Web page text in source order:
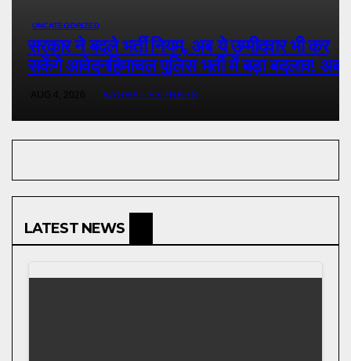
UNCATEGORIZED
सरकार ने बदले भर्ती नियम, अब ये उम्मीदवार भी कर
सकेंगे आवेदनहिमाचल पुलिस भर्ती में बड़ा बदलाव! अब
BAGHAT EXPRESS
LATEST NEWS